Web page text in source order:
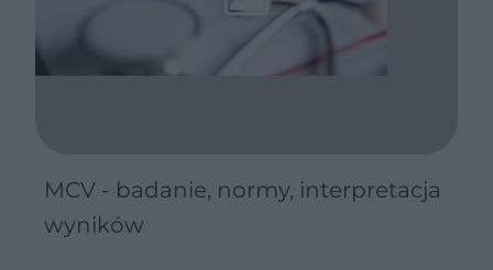
MCV - badanie, normy, interpretacja
wyników